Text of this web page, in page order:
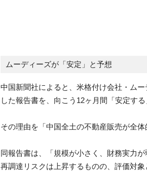
ムーディーズが「安定」と予想
中国新聞社によると、米格付け会社・ム
した報告書を、向こう12ヶ月間「安定す
その理由を「中国全土の不動産販売が全
同報告書は、「規模が小さく、財務実力
再調達リスクは上昇するものの、評価対